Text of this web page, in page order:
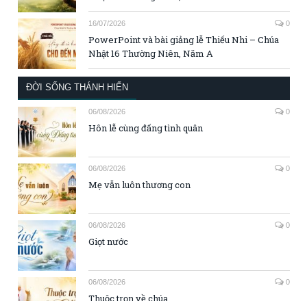
16/07/2026 0
PowerPoint và bài giảng lễ Thiếu Nhi – Chúa
Nhật 16 Thường Niên, Năm A
ĐỜI SỐNG THÁNH HIẾN
06/08/2026 0
Hôn lễ cùng đấng tình quân
06/08/2026 0
Mẹ vẫn luôn thương con
06/08/2026 0
Giọt nước
06/08/2026 0
Thuộc trọn về chúa